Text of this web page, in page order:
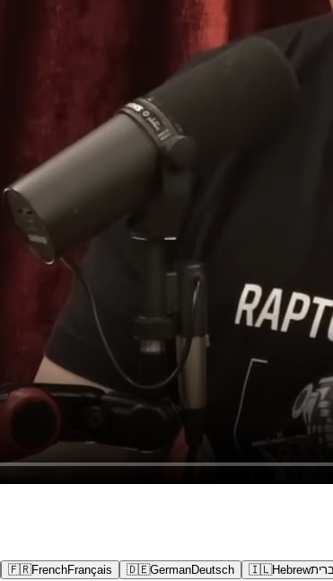
🇫🇷FrenchFrançais 🇩🇪GermanDeutsch 🇮🇱Hebrew